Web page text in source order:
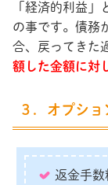
「経済的利益」
の事です。債務
合、戻ってきた
額した金額に対
３．オプショ
返金手数